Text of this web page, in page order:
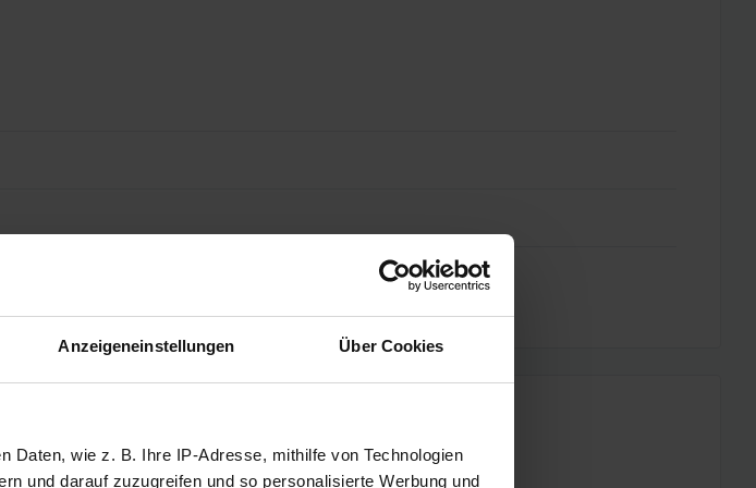
Anzeigeneinstellungen Über Cookies
Daten, wie z. B. Ihre IP-Adresse, mithilfe von Technologien
und darauf zuzugreifen und so personalisierte Werbung und